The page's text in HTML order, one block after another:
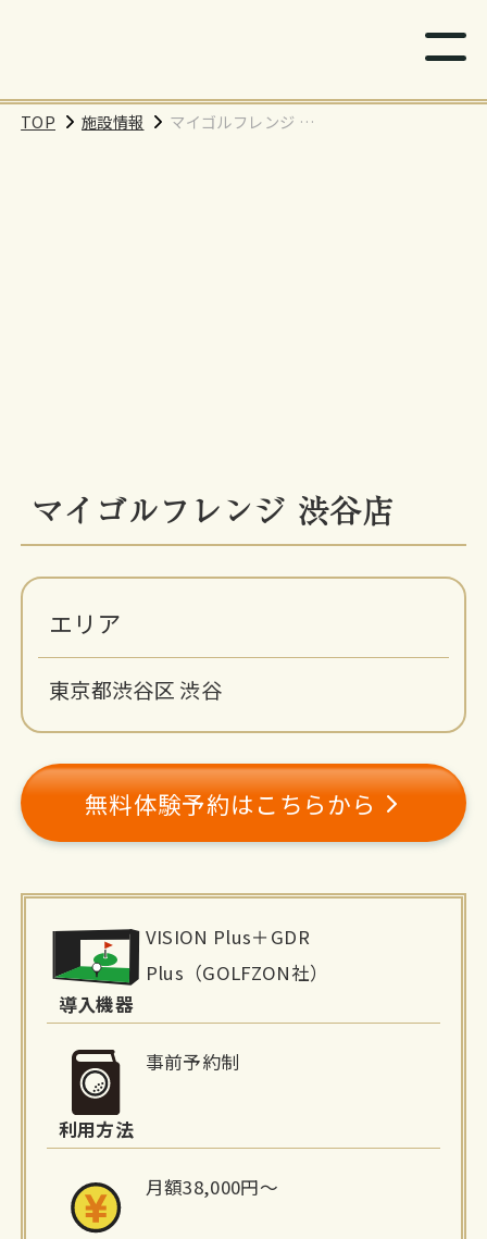
TOP 施設情報
マイゴルフレンジ 渋
マイゴルフレンジ 渋谷店
エリア
東京都渋谷区 渋谷
無料体験予約はこちらから
報
導入機器
VISION Plus＋GDR
Plus（GOLFZON社）
利用方法
事前予約制
月額38,000円～